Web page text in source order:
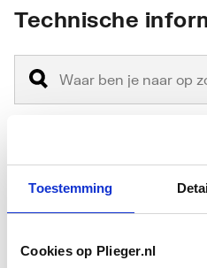
Toestemming
Cookies op Plieger.nl
Technische
Materiaalkwaliteit
Hoogte